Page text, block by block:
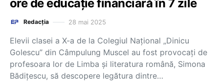
ore de educație financiară în 7 zile
Redacția 28 mai 2025
Elevii clasei a X-a de la Colegiul Național „Dinicu
Golescu” din Câmpulung Muscel au fost provocați de
profesoara lor de Limba și literatura română, Simona
Bădițescu, să descopere legătura dintre…